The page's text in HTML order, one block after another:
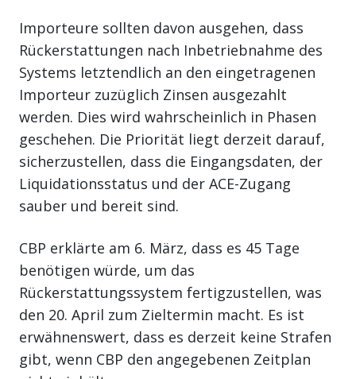
Importeure sollten davon ausgehen, dass
Rückerstattungen nach Inbetriebnahme des
Systems letztendlich an den eingetragenen
Importeur zuzüglich Zinsen ausgezahlt
werden. Dies wird wahrscheinlich in Phasen
geschehen. Die Priorität liegt derzeit darauf,
sicherzustellen, dass die Eingangsdaten, der
Liquidationsstatus und der ACE-Zugang
sauber und bereit sind.
CBP erklärte am 6. März, dass es 45 Tage
benötigen würde, um das
Rückerstattungssystem fertigzustellen, was
den 20. April zum Zieltermin macht. Es ist
erwähnenswert, dass es derzeit keine Strafen
gibt, wenn CBP den angegebenen Zeitplan